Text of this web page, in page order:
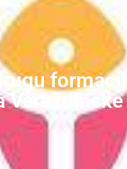
Varaždinske